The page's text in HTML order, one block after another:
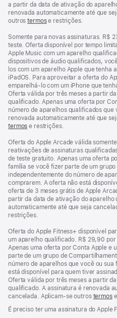
a partir da data de ativação do
renovada automaticamente até que
outrostermose restrições.
Somente para novas assinaturas. R$
teste. Oferta disponível por tempo
Apple Music com um aparelho
dispositivos de áudio qualificados,
los com um aparelho Apple que tenha
iPadOS. Para aproveitar a oferta do
emparelhá-lo com um iPhone que
Oferta válida por três meses a partir
qualificado. Apenas uma oferta por
número de aparelhos qualificados
renovada automaticamente até que
termos e restrições.
Oferta do Apple Arcade válida
reativações de assinaturas
de teste gratuito. Apenas uma oferta
família se você fizer parte de um
independentemente do número de
comprarem. A oferta não está
oferta de 3 meses grátis de Apple
partir da data de ativação do
automaticamente até que seja
restrições.
Oferta do Apple Fitness+ disponível
um aparelho qualificado. R$ 29,90
Apenas uma oferta por Conta Apple e
parte de um grupo de
número de aparelhos que você ou
está disponível para quem tiver
Oferta válida por três meses a partir
qualificado. A assinatura é renovada
cancelada. Aplicam-se outros termos
É preciso ter uma assinatura do Apple